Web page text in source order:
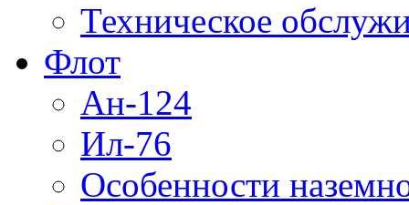
Техническое
Флот
Ан-124
Ил-76
Особенности